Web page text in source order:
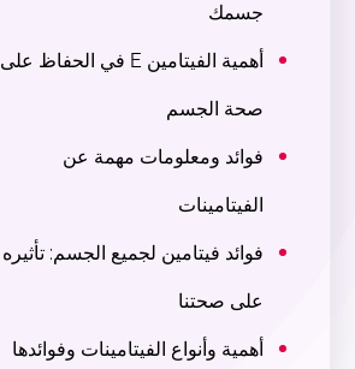
جسمك
أهمية الفيتامين E في الحفاظ على
صحة الجسم
فوائد ومعلومات مهمة عن
الفيتامينات
فوائد فيتامين لجميع الجسم: تأثيره
على صحتنا
أهمية وأنواع الفيتامينات وفوائدها